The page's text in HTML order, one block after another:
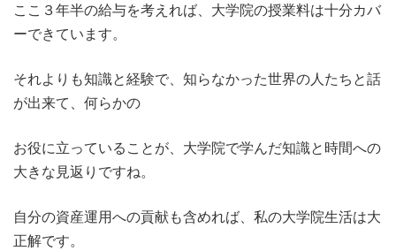
ここ３年半の給与を考えれば、大学院の授業料は十分カバ
ーできています。
それよりも知識と経験で、知らなかった世界の人たちと話
が出来て、何らかの
お役に立っていることが、大学院で学んだ知識と時間への
大きな見返りですね。
自分の資産運用への貢献も含めれば、私の大学院生活は大
正解です。